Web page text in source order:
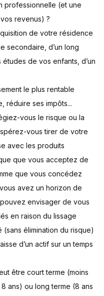
professionnelle (et une
revenus) ?
de votre résidence
secondaire, d’un long
de vos enfants, d’un
le plus rentable
réduire ses impôts...
vous le risque ou la
vous tirer de votre
avec les produits
que vous acceptez de
que vous concédez
avez un horizon de
envisager de vous
en raison du lissage
élimination du risque)
d’un actif sur un temps
être court terme (moins
ans) ou long terme (8 ans